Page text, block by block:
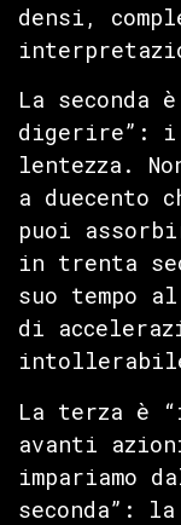
densi,
La seconda
digerire”:
lentezza.
a duecento
puoi
in trenta
suo tempo
di
La terza è
avanti
impariamo
seconda”: